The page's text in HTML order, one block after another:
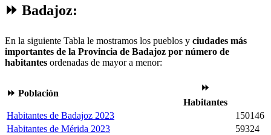
⏩ Badajoz:
En la siguiente Tabla le mostramos los pueblos y ciudades más
importantes de la Provincia de Badajoz por número de
habitantes ordenadas de mayor a menor:
⏩ Población
⏩
Habitantes
Habitantes de Badajoz 2023
150146
Habitantes de Mérida 2023
59324